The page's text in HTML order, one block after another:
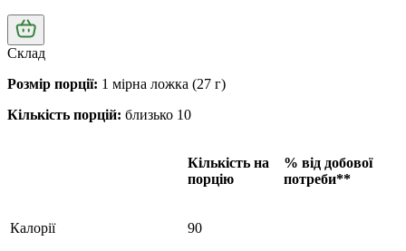
Склад
Розмір порції: 1 мірна ложка (27 г)
Кількість порцій: близько 10
Кількість на
порцію
% від добової
потреби**
Калорії 90